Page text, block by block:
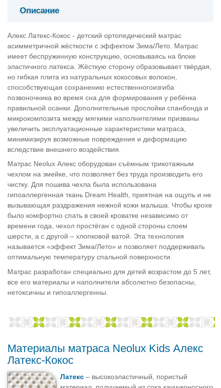
Описание
Алекс Латекс-Кокос - детский ортопедический матрас
асимметричной жёсткости с эффектом Зима/Лето. Матрас
имеет беспружинную конструкцию, основываясь на блоке
эластичного латекса. Жёсткую сторону образовывает твёрдая,
но гибкая плита из натуральных кокосовых волокон,
способствующая сохранению естественногоизгиба
позвоночника во время сна для формирования у ребёнка
правильной осанки. Дополнительные прослойки спанбонда и
микрокомпозита между мягкими наполнителями призваны
увеличить эксплуатационные характеристики матраса,
минимизируя возможные повреждения и деформацию
вследствие внешнего воздействия.
Матрас Neolux Алекс оборудован съёмным трикотажным
чехлом на змейке, что позволяет без труда производить его
чистку. Для пошива чехла была использована
гипоаллергенная ткань Dream Health, приятная на ощупь и не
вызывающая раздражения нежной кожи малыша. Чтобы крохе
было комфортно спать в своей кроватке независимо от
времени года, чехол простёган с одной стороны слоем
шерсти, а с другой – хлопковой ватой. Эта технология
называется «эффект Зима/Лето» и позволяет поддерживать
оптимальную температуру спальной поверхности.
Матрас разработан специально для детей возрастом до 5 лет,
все его материалы и наполнители абсолютно безопасны,
нетоксичны и гипоаллергенны.
Материалы матраса Neolux Kids Алекс
Латекс-Кокос
Латекс – высокоэластичный, пористый